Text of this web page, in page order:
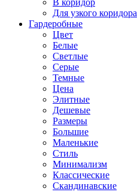
В коридор
Для узкого коридора
Гардеробные
Цвет
Белые
Светлые
Серые
Темные
Цена
Элитные
Дешевые
Размеры
Большие
Маленькие
Стиль
Минимализм
Классические
Скандинавские